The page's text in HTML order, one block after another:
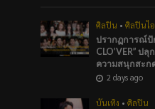
ศิลปิน • ศิลปินไ
ปรากฏการณ์ปั
CLO’VER” ป
ความสนุกสะก
2 days ago
บันเทิง • ศิลปิน